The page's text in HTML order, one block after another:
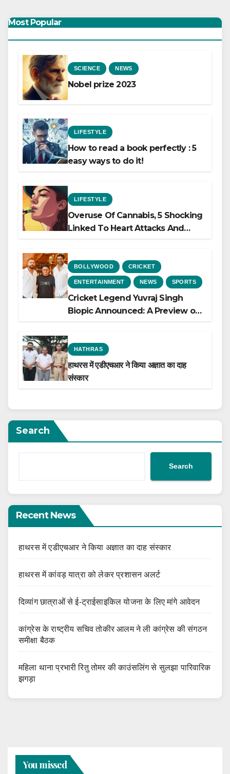
Most Popular
SCIENCE NEWS
Nobel prize 2023
LIFESTYLE
How to read a book perfectly : 5
easy ways to do it!
LIFESTYLE
Overuse Of Cannabis, 5 Shocking
Linked To Heart Attacks And
BOLLYWOOD CRICKET
ENTERTAINMENT NEWS SPORTS
Cricket Legend Yuvraj Singh
Biopic Announced: A Preview of
HATHRAS
हाथरस में एडीएचआर ने किया अज्ञात का दाह
संस्कार
Search
Search
Recent News
हाथरस में एडीएचआर ने किया अज्ञात का दाह संस्कार
हाथरस में कांवड़ यात्रा को लेकर प्रशासन अलर्ट
दिव्यांग छात्राओं से ई-ट्राईसाइकिल योजना के लिए मांगे आवेदन
कांग्रेस के राष्ट्रीय सचिव तोकीर आलम ने ली कांग्रेस की संगठन
समीक्षा बैठक
महिला थाना प्रभारी रितु तोमर की काउंसलिंग से सुलझा पारिवारिक
झगड़ा
You missed